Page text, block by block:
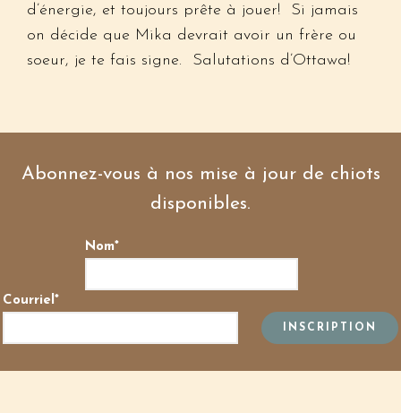
d’énergie, et toujours prête à jouer! Si jamais
on décide que Mika devrait avoir un frère ou
soeur, je te fais signe. Salutations d’Ottawa!
Abonnez-vous à nos mise à jour de chiots
disponibles.
Nom*
Courriel*